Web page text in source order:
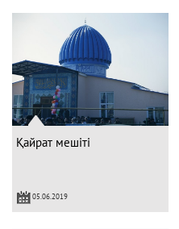
Қайрат мешіті
05.06.2019